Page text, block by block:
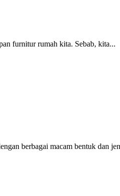
furnitur rumah kita. Sebab, kita...
berbagai macam bentuk dan